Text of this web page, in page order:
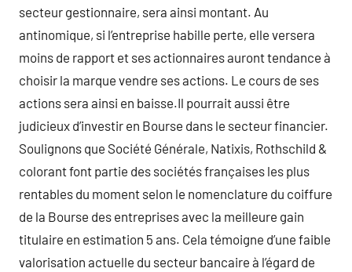
secteur gestionnaire, sera ainsi montant. Au
antinomique, si l’entreprise habille perte, elle versera
moins de rapport et ses actionnaires auront tendance à
choisir la marque vendre ses actions. Le cours de ses
actions sera ainsi en baisse.Il pourrait aussi être
judicieux d’investir en Bourse dans le secteur financier.
Soulignons que Société Générale, Natixis, Rothschild &
colorant font partie des sociétés françaises les plus
rentables du moment selon le nomenclature du coiffure
de la Bourse des entreprises avec la meilleure gain
titulaire en estimation 5 ans. Cela témoigne d’une faible
valorisation actuelle du secteur bancaire à l’égard de